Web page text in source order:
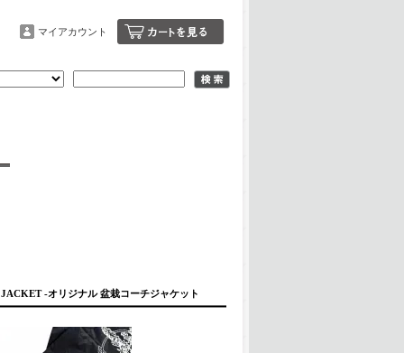
マイアカウント
-オリジナル 盆栽コーチジャケット